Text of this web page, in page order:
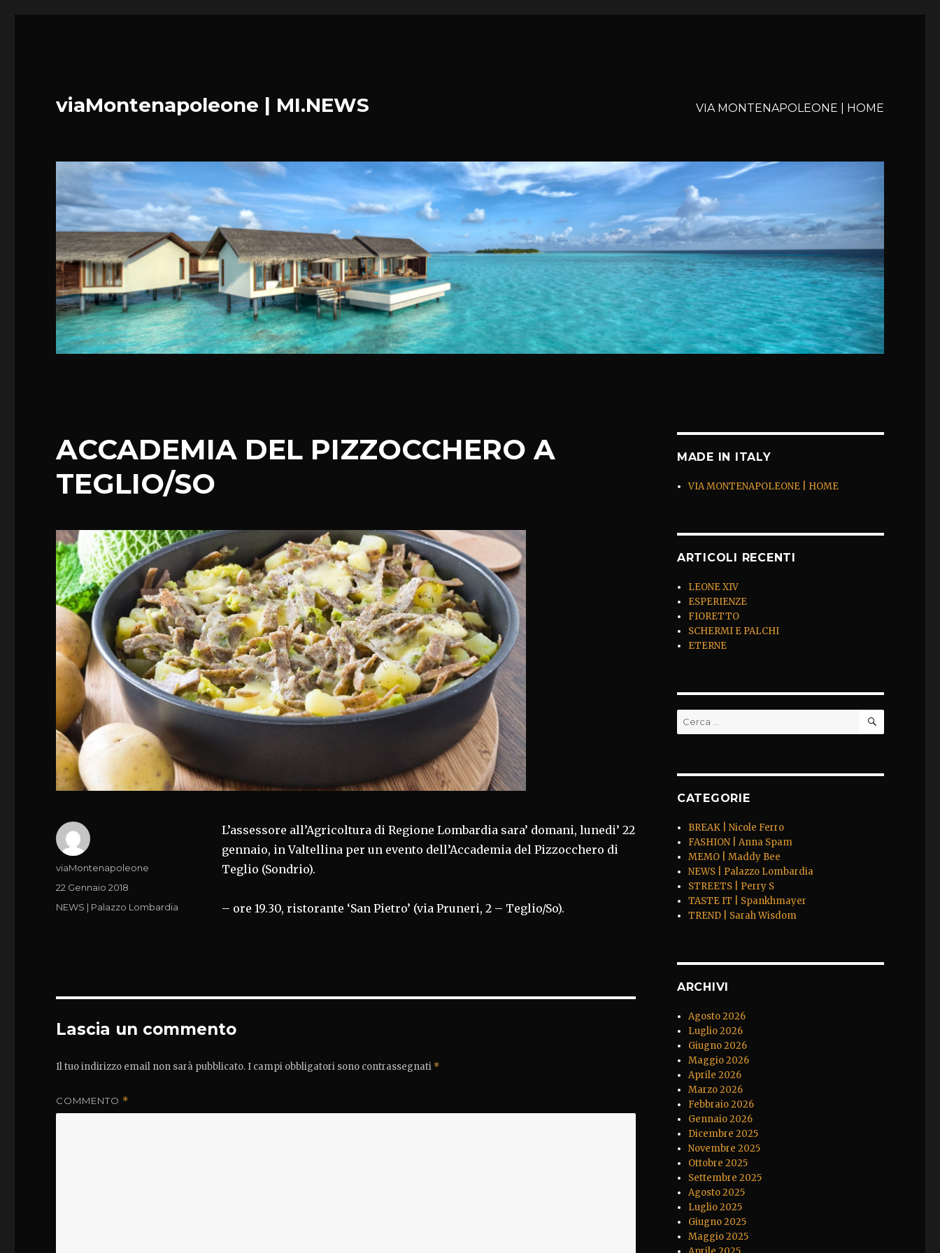
viaMontenapoleone | MI.NEWS VIA MONTENAPOLEONE | HOME
ACCADEMIA DEL PIZZOCCHERO A
TEGLIO/SO
L’assessore all’Agricoltura di Regione Lombardia sara’ domani, lunedi’ 22
gennaio, in Valtellina per un evento dell’Accademia del Pizzocchero di
Teglio (Sondrio).
– ore 19.30, ristorante ‘San Pietro’ (via Pruneri, 2 – Teglio/So).
Autore
viaMontenapoleone
Pubblicato
22 Gennaio 2018
Categorie
NEWS | Palazzo Lombardia
Lascia un commento
Il tuo indirizzo email non sarà pubblicato.I campi obbligatori sono contrassegnati *
COMMENTO *
MADE IN ITALY
VIA MONTENAPOLEONE | HOME
ARTICOLI RECENTI
LEONE XIV
ESPERIENZE
FIORETTO
SCHERMI E PALCHI
ETERNE
Cerca: CERCA
CATEGORIE
BREAK | Nicole Ferro
FASHION | Anna Spam
MEMO | Maddy Bee
NEWS | Palazzo Lombardia
STREETS | Perry S
TASTE IT | Spankhmayer
TREND | Sarah Wisdom
ARCHIVI
Agosto 2026
Luglio 2026
Giugno 2026
Maggio 2026
Aprile 2026
Marzo 2026
Febbraio 2026
Gennaio 2026
Dicembre 2025
Novembre 2025
Ottobre 2025
Settembre 2025
Agosto 2025
Luglio 2025
Giugno 2025
Maggio 2025